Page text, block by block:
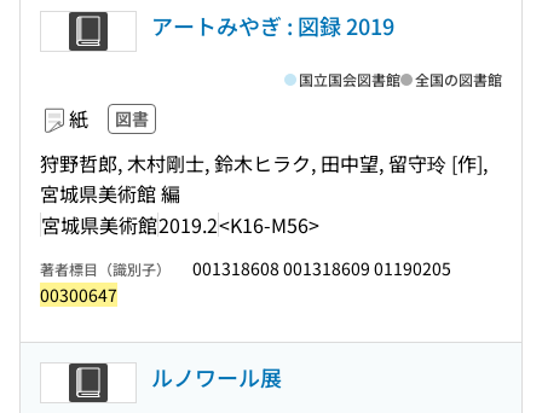
アートみやぎ : 図録 2019
紙 図書
狩野哲郎, 木村剛士, 鈴木ヒラク, 田中望, 留守玲 [作],
宮城県美術館 編
宮城県美術館2019.2<K16-M56>
国立国会図書館 全国の図書館
著者標目（識別子）
001318608 001318609 01190205
00300647
ルノワール展